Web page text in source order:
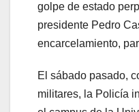
golpe de estado
presidente Pedro
encarcelamiento,
El sábado pasado,
militares, la Policía